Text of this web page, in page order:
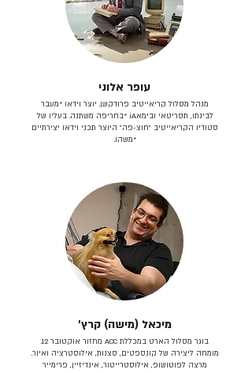
עופר אלוני
מנהל מסלול קריאייטיב פרודקשן. יוצר וידאו *מעבר
לבינתו, תסריטאי וב​ימאiA‎ *בחריפה משתנה. בעליו של
סטודיו הקריאייטיב ״חוצ-פה״ היוצר תכני וידאו יצירתיים
*משהו.
מיכאל (מישה) קרץ׳
בוגר מסלול הארט במכללת ACC מחזור אוקטובר 12.
מומחה ליצירה של קונספטים, סצנות, אילוסטרציה ואיור.
מרצה לפוטושופ, אילוסטרייטור, אינדיזיין, פרימייר